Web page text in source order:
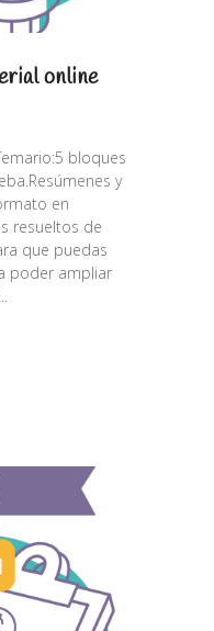
online
bloques
y
en
resueltos de
que puedas
poder ampliar